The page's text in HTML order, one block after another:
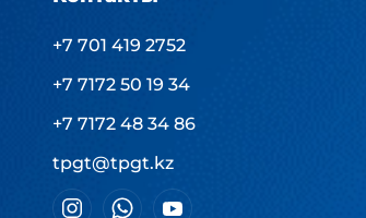
+7 701 419 2752
+7 7172 50 19 34
+7 7172 48 34 86
tpgt@tpgt.kz